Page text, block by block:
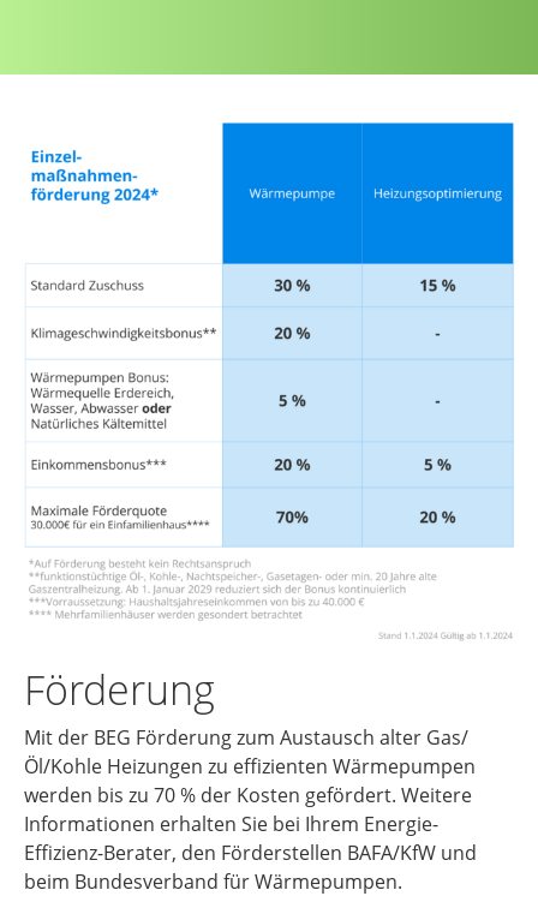
Förderung
Mit der BEG Förderung zum Austausch alter Gas/
Öl/Kohle Heizungen zu effizienten Wärmepumpen
werden bis zu 70 % der Kosten gefördert. Weitere
Informationen erhalten Sie bei Ihrem Energie-
Effizienz-Berater, den Förderstellen BAFA/KfW und
beim Bundesverband für Wärmepumpen.